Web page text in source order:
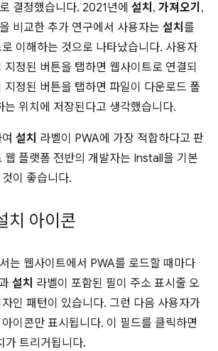
결정했습니다. 2021년에 설치 , 가져오기 ,
비교한 추가 연구에서 사용자는 설치 를
이해하는 것으로 나타났습니다. 사용자
지정된 버튼을 탭하면 웹사이트로 연결되
지정된 버튼을 탭하면 파일이 다운로드 폴
는 위치에 저장된다고 생각했습니다.
설치 라벨이 PWA에 가장 적합하다고 판
웹 플랫폼 전반의 개발자는 Install을 기본
이 좋습니다.
치 아이콘
는 웹사이트에서 PWA를 로드할 때마다
설치 라벨이 포함된 필이 주소 표시줄 오
인 패턴이 있습니다. 그런 다음 사용자가
이콘만 표시됩니다. 이 필드를 클릭하면
가 트리거됩니다.